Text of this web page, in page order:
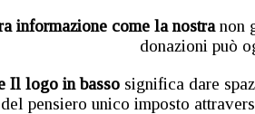
informazione come la nostra non
donazioni può
Il logo in basso significa dare
pensiero unico imposto